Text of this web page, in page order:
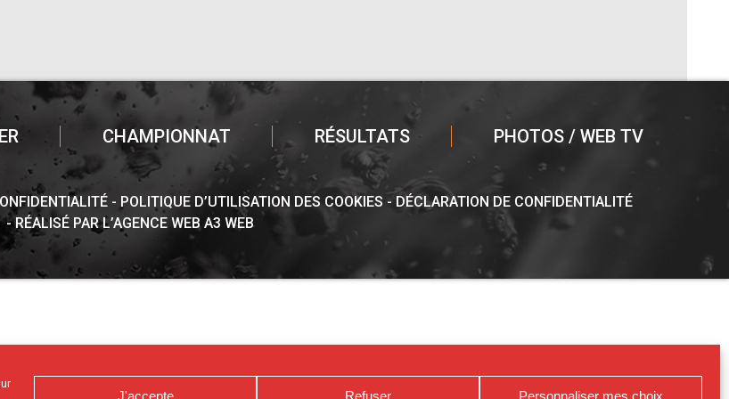
J'accepte Refuser Personnaliser mes choix
CHAMPIONNAT RÉSULTATS PHOTOS / WEB TV
POLITIQUE D’UTILISATION DES COOKIES
DÉCLARATION DE CONFIDENTIALITÉ
RÉALISÉ PAR L’AGENCE WEB A3 WEB